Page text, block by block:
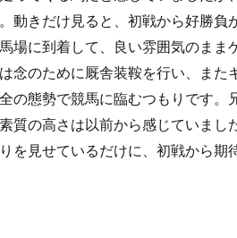
動きだけ見ると、初戦から好勝負
場に到着して、良い雰囲気のまま
念のために厩舎装鞍を行い、また
の態勢で競馬に臨むつもりです。
質の高さは以前から感じていまし
を見せているだけに、初戦から期